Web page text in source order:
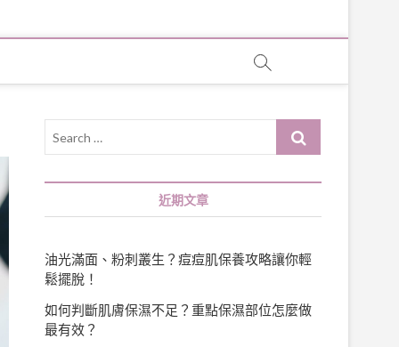
Search
近期文章
油光滿面、粉刺叢生？痘痘肌保養攻略讓你輕
鬆擺脫！
如何判斷肌膚保濕不足？重點保濕部位怎麼做
最有效？